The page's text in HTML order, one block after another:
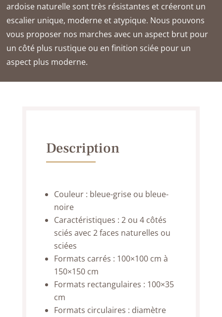
ardoise naturelle sont très résistantes et créeront un
escalier unique, moderne et atypique. Nous pouvons
vous proposer nos marches avec un aspect brut pour
un côté plus rustique ou en finition sciée pour un
aspect plus moderne.
Description
Couleur : bleue-grise ou bleue-
noire
Caractéristiques : 2 ou 4 côtés
sciés avec 2 faces naturelles ou
sciées
Formats carrés : 100×100 cm à
150×150 cm
Formats rectangulaires : 100×35
cm
Formats circulaires : diamètre